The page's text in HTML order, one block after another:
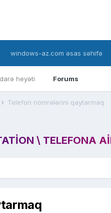
heyəti Forums
windows-az.com əsas səhifə
Telefon nömrələrini qaytarmaq
\ TELEFONA